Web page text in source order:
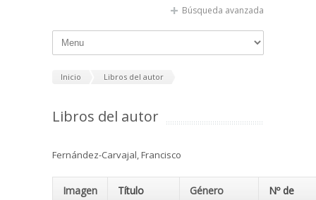
Búsqueda avanzada
Inicio Libros del autor
Libros del autor
Fernández-Carvajal, Francisco
Imagen Título Género
Nº de